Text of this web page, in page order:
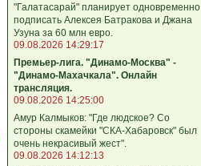
"Галатасарай" планирует одновременно
подписать Алексея Батракова и Джана
Узуна за 60 млн евро.
09.08.2026 14:29:17
Премьер-лига. "Динамо-Москва" -
"Динамо-Махачкала". Онлайн
трансляция.
09.08.2026 14:25:00
Амур Калмыков: "Где людское? Со
стороны скамейки "СКА-Хабаровск" был
очень некрасивый жест".
09.08.2026 14:12:13